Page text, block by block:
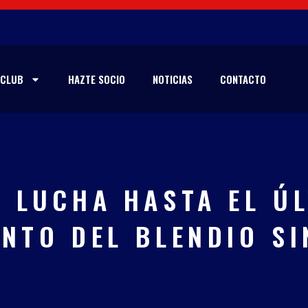
CLUB HAZTE SOCIO NOTICIAS CONTACTO
LUCHA HASTA EL
DEL BLENDIO